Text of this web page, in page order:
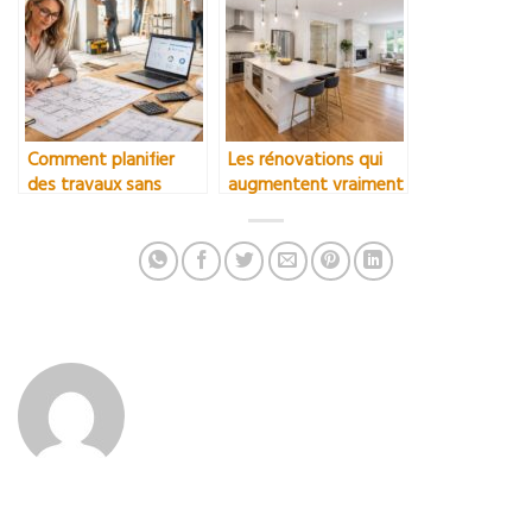
Comment planifier
des travaux sans
Les rénovations qui
augmentent vraiment